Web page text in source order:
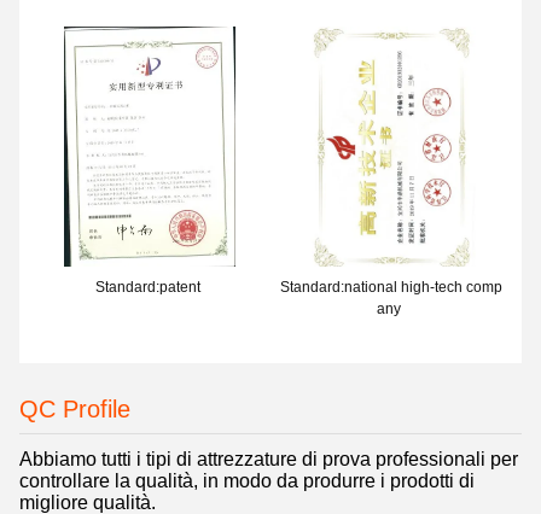
Standard:patent
Standard:national high-tech comp
any
QC Profile
Abbiamo tutti i tipi di attrezzature di prova professionali per
controllare la qualità, in modo da produrre i prodotti di
migliore qualità.